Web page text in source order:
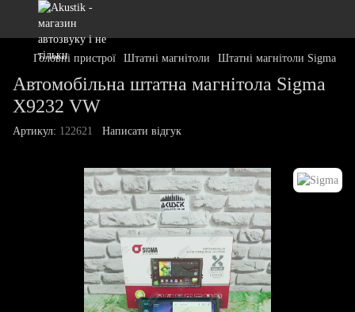
Головні пристрої Штатні магнітоли Штатні магнітоли Sigma
Автомобільна штатна магнітола Sigma
X9232 VW
Артикул: 122621 Написати відгук